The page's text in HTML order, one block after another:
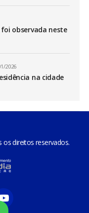
observada neste
2026
na cidade
direitos reservados.